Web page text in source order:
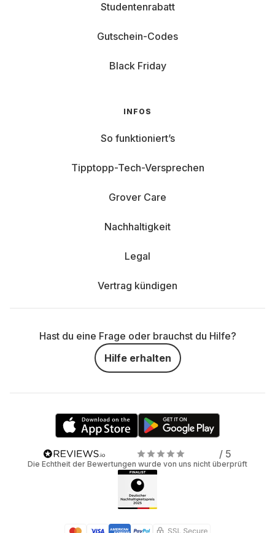
Studentenrabatt
Gutschein-Codes
Black Friday
INFOS
So funktioniert’s
Tipptopp-Tech-Versprechen
Grover Care
Nachhaltigkeit
Legal
Vertrag kündigen
Hast du eine Frage oder brauchst du Hilfe?
Hilfe erhalten
/ 5
Die Echtheit der Bewertungen wurde von uns nicht überprüft